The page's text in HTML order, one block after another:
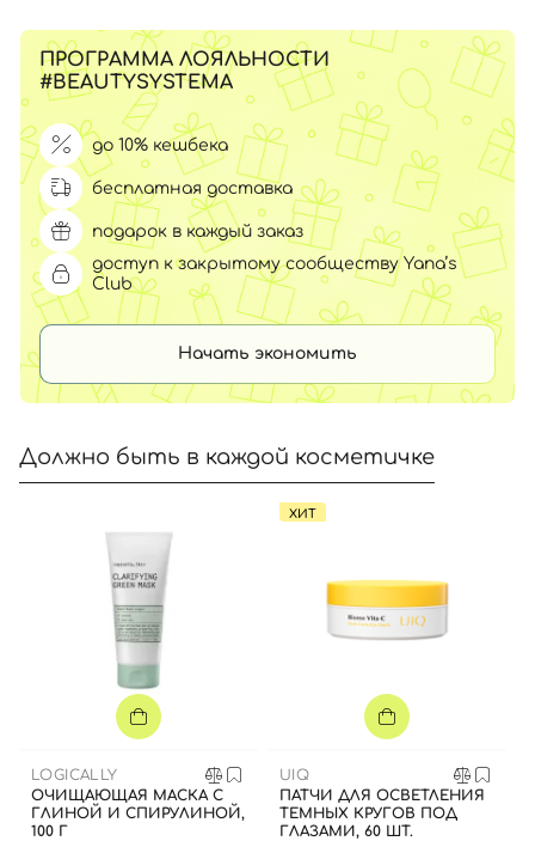
ПРОГРАММА ЛОЯЛЬНОСТИ
#BEAUTYSYSTEMA
до 10% кешбека
бесплатная доставка
подарок в каждый заказ
доступ к закрытому сообществу Yana’s
Club
Начать экономить
Должно быть в каждой косметичке
LOGICALLY
ОЧИЩАЮЩАЯ МАСКА С
ГЛИНОЙ И СПИРУЛИНОЙ,
100 Г
ХИТ
UIQ
ПАТЧИ ДЛЯ ОСВЕТЛЕНИЯ
ТЕМНЫХ КРУГОВ ПОД
ГЛАЗАМИ, 60 ШТ.